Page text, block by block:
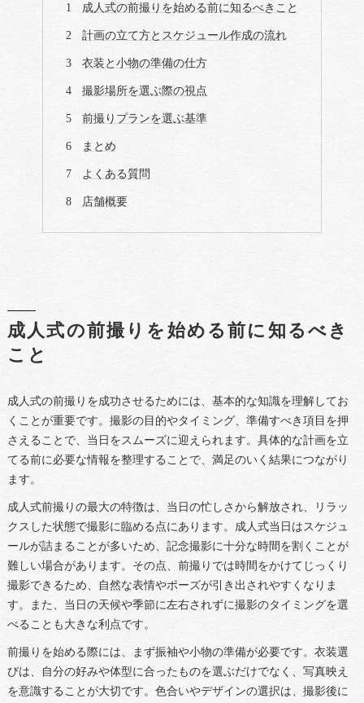
成人式の前撮りを始める前に知るべきこと
計画の立て方とスケジュール作成の流れ
衣装と小物の準備の仕方
撮影場所を選ぶ際の視点
前撮りプランを選ぶ基準
まとめ
よくある質問
店舗概要
成人式の前撮りを始める前に知るべき
こと
成人式の前撮りを成功させるためには、基本的な知識を理解してお
くことが重要です。撮影の目的やタイミング、準備すべき項目を押
さえることで、当日をスムーズに迎えられます。具体的な計画を立
てる前に必要な情報を整理することで、満足のいく結果につながり
ます。
成人式前撮りの最大の特徴は、当日の忙しさから解放され、リラッ
クスした状態で撮影に臨める点にあります。成人式当日はスケジュ
ールが詰まることが多いため、記念撮影に十分な時間を割くことが
難しい場合があります。その点、前撮りでは時間をかけてじっくり
撮影できるため、自然な表情やポーズが引き出されやすくなりま
す。また、当日の天候や季節に左右されずに撮影のタイミングを選
べることも大きな利点です。
前撮りを始める際には、まず振袖や小物の準備が必要です。衣装選
びは、自分の好みや体型に合ったものを選ぶだけでなく、写真映え
を意識することが大切です。色合いやデザインの選択は、撮影後に